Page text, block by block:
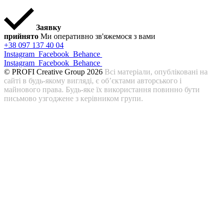
Заявку
прийнято Ми оперативно зв'яжемося з вами
+38 097 137 40 04
Instagram Facebook Behance
Instagram Facebook Behance
© PROFI Creative Group 2026 Всі матеріали, опубліковані на
сайті в будь-якому вигляді, є об’єктами авторського і
майнового права. Будь-яке їх використання повинно бути
письмово узгоджене з керівником групи.